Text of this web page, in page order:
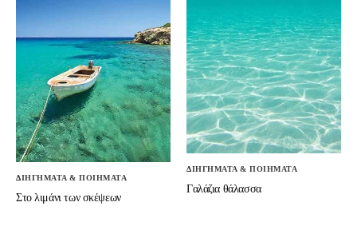
ΔΙΗΓΗΜΑΤΑ & ΠΟΙΗΜΑΤΑ
Στο λιμάνι των σκέψεων
ΔΙΗΓΗΜΑΤΑ & ΠΟΙΗΜΑΤΑ
Γαλάζια θάλασσα